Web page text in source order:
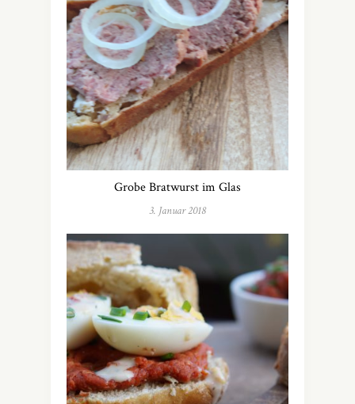
Grobe Bratwurst im Glas
3. Januar 2018